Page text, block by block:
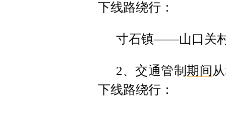
下线路绕行：
寸石镇——山口关
2、交通管制期间
下线路绕行：